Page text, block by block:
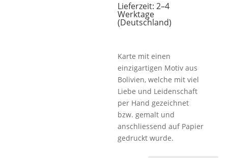
Lieferzeit: 2–4
Werktage
(Deutschland)
Karte mit einen
einzigartigen Motiv aus
Bolivien, welche mit viel
Liebe und Leidenschaft
per Hand gezeichnet
bzw. gemalt und
anschliessend auf Papier
gedruckt wurde.